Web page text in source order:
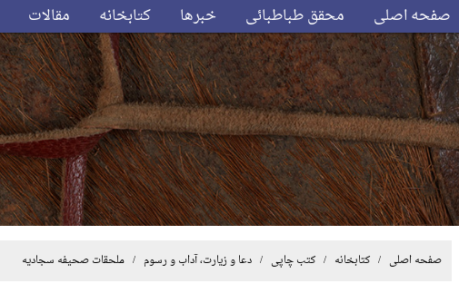
صفحه اصلی محقق طباطبائی خبرها کتابخانه مقالات
صفحه اصلی / کتابخانه /کتب چاپی /دعا و زیارت، آداب و رسوم / ملحقات صحیفه سجادیه